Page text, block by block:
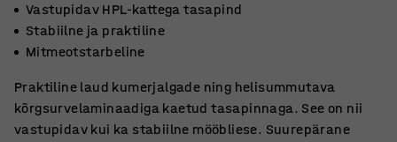
Vastupidav HPL-kattega tasapind
Stabiilne ja praktiline
Mitmeotstarbeline
Praktiline laud kumerjalgade ning helisummutava
kõrgsurvelaminaadiga kaetud tasapinnaga. See on nii
vastupidav kui ka stabiilne mööbliese. Suurepärane